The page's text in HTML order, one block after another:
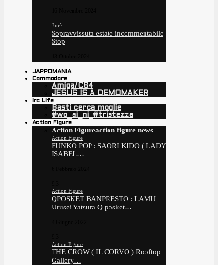
Jun^
Sopravvissuta estate incommentabile
Stop
JAPPOMANIA
Commodore
Amiga/C64
JESUS IS A DEMOMAKER
Irc Life
Basti cerca moglie
#wo_ai_ni_#tristezza
Action Figure
Action Figureaction figure news
Action Figure
FUNKO POP : SAORI KIDO ( LADY
ISABEL…
Action Figure
QPOSKET BANPRESTO : LAMU
Urusei Yatsura Q posket…
Action Figure
THE CROW ( IL CORVO ) Rooftop
Gallery…